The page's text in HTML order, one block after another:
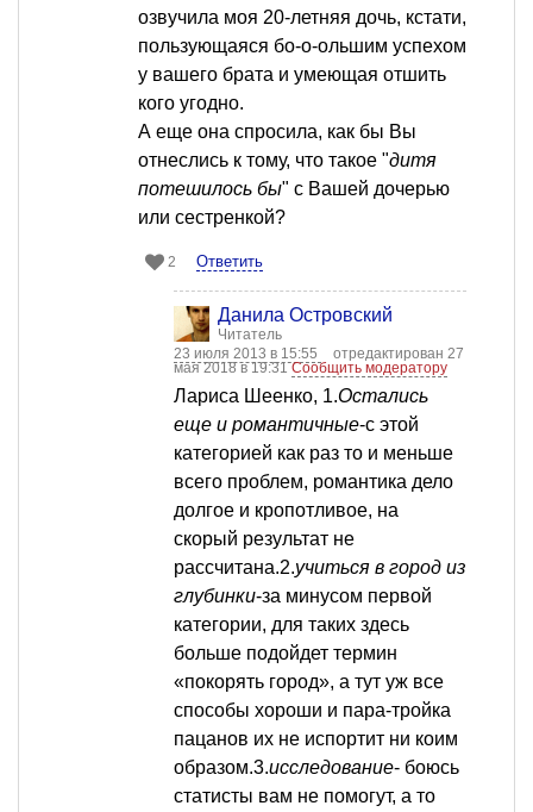
озвучила моя 20-летняя дочь, кстати,
пользующаяся бо-о-ольшим успехом
у вашего брата и умеющая отшить
кого угодно.
А еще она спросила, как бы Вы
отнеслись к тому, что такое "дитя
потешилось бы" с Вашей дочерью
или сестренкой?
2 Ответить
Данила Островский
Читатель
23 июля 2013 в 15:55
отредактирован 27
мая 2018 в 19:31Сообщить модератору
Лариса Шеенко, 1.Остались
еще и романтичные-с этой
категорией как раз то и меньше
всего проблем, романтика дело
долгое и кропотливое, на
скорый результат не
рассчитана.2.учиться в город из
глубинки-за минусом первой
категории, для таких здесь
больше подойдет термин
«покорять город», а тут уж все
способы хороши и пара-тройка
пацанов их не испортит ни коим
образом.3.исследование- боюсь
статисты вам не помогут, а то